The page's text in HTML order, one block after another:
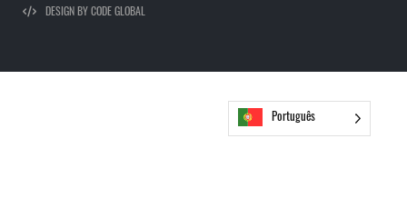
DESIGN BY CODE GLOBAL
Português